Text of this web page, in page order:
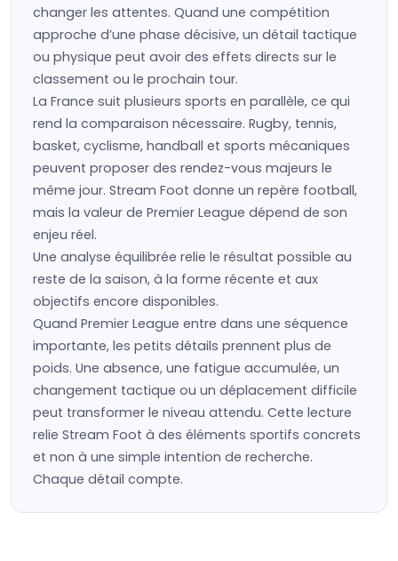
changer les attentes. Quand une compétition
approche d’une phase décisive, un détail tactique
ou physique peut avoir des effets directs sur le
classement ou le prochain tour.
La France suit plusieurs sports en parallèle, ce qui
rend la comparaison nécessaire. Rugby, tennis,
basket, cyclisme, handball et sports mécaniques
peuvent proposer des rendez-vous majeurs le
même jour. Stream Foot donne un repère football,
mais la valeur de Premier League dépend de son
enjeu réel.
Une analyse équilibrée relie le résultat possible au
reste de la saison, à la forme récente et aux
objectifs encore disponibles.
Quand Premier League entre dans une séquence
importante, les petits détails prennent plus de
poids. Une absence, une fatigue accumulée, un
changement tactique ou un déplacement difficile
peut transformer le niveau attendu. Cette lecture
relie Stream Foot à des éléments sportifs concrets
et non à une simple intention de recherche.
Chaque détail compte.